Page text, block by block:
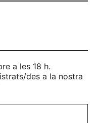
a les 18 h.
des a la nostra